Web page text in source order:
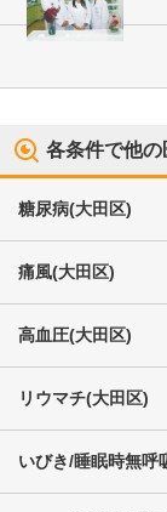
各条件で他
糖尿病(大田区)
痛風(大田区)
高血圧(大田区)
リウマチ(大田区)
いびき/睡眠時無呼